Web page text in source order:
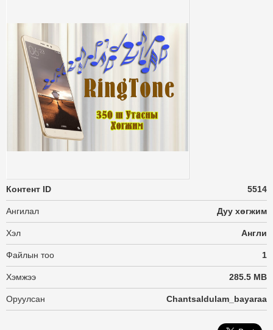
Контент ID 5514
Ангилал Дуу хөгжим
Хэл Англи
Файлын тоо 1
Хэмжээ 285.5 MB
Оруулсан Chantsaldulam_bayaraa